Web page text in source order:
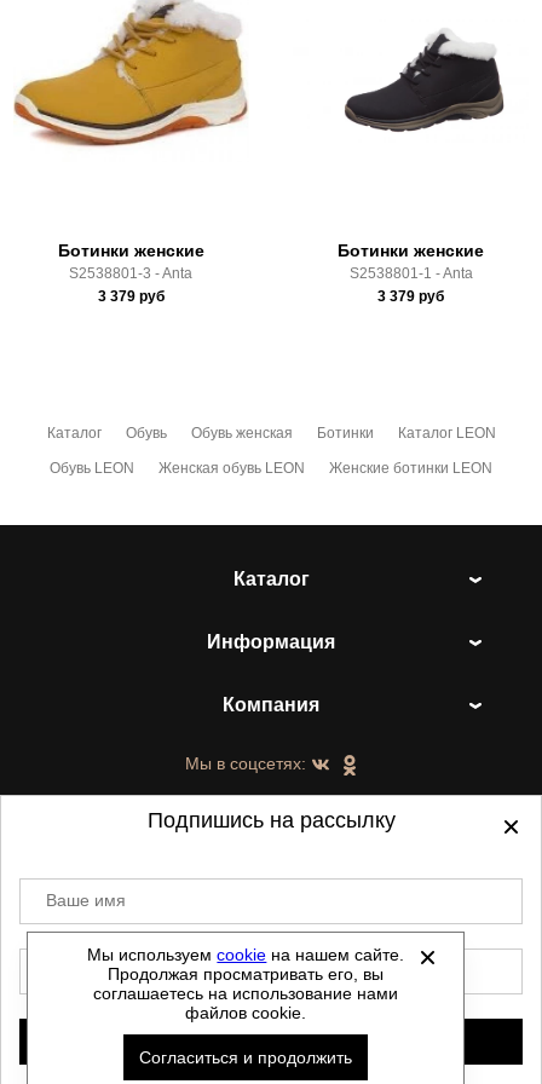
Доставка по России всеми транспортными ТК, а также с
Почтой Росии и СДЭК.
Здесь вы можете более детально ознакомиться с
Ботинки женские
S2538801-3 - Anta
3 379руб
Ботинки женские
S2538801-1 - Anta
3 379 руб
Каталог Обувь Обувь женская Ботинки Каталог LEON
Обувь LEON Женская обувь LEON Женские ботинки LEON
Каталог
Информация
Компания
Мы в соцсетях:
©2021-2026 - ShoesTown.ru - все права
защищены.
Данный сайт не является интернет магазином и
не является публичной офертой.
Политика обработки персональных данных
Автоматизировано -
Мы используемcookie на нашем сайте.
Продолжая просматривать его, вы
соглашаетесь на использование нами
файлов cookie.
Согласиться и продолжить
Подпишись на рассылку
Ваше имя